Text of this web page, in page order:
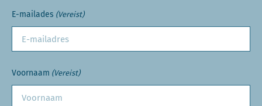
E-mailades (Vereist)
Voornaam (Vereist)